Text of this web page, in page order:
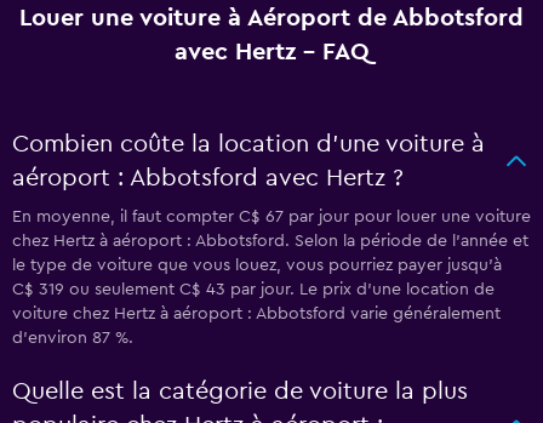
Louer une voiture à Aéroport de Abbotsford
avec Hertz - FAQ
Combien coûte la location d’une voiture à
aéroport : Abbotsford avec Hertz ?
En moyenne, il faut compter C$ 67 par jour pour louer une voiture
chez Hertz à aéroport : Abbotsford. Selon la période de l'année et
le type de voiture que vous louez, vous pourriez payer jusqu'à
C$ 319 ou seulement C$ 43 par jour. Le prix d'une location de
voiture chez Hertz à aéroport : Abbotsford varie généralement
d'environ 87 %.
Quelle est la catégorie de voiture la plus